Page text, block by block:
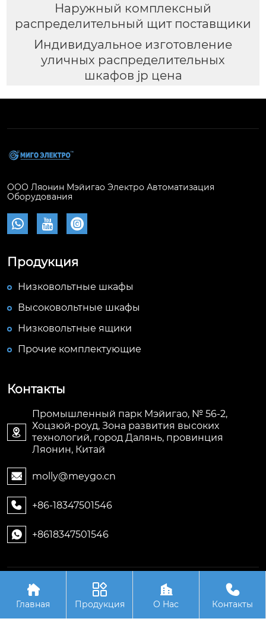
Наружный комплексный
распределительный щит поставщики
Индивидуальное изготовление
уличных распределительных
шкафов jp цена
ООО Ляонин Мэйигао Электро Автоматизация
Оборудования
  
Продукция
Низковольтные шкафы
Высоковольтные шкафы
Низковольтные ящики
Прочие комплектующие
Контакты

Промышленный парк Мэйигао, № 56-2,
Хоцзюй-роуд, Зона развития высоких
технологий, город Далянь, провинция
Ляонин, Китай
 molly@meygo.cn
 +86-18347501546
 +8618347501546
Авторское право©ООО Ляонин Мэйигао Электро
Автоматизация Оборудования

Главная

Продукция

О Hас

Контакты